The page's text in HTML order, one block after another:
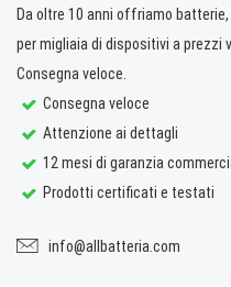
Da oltre 10 anni offriamo
per migliaia di dispositivi a prezzi
Consegna veloce.
Consegna veloce
Attenzione ai dettagli
12 mesi di garanzia
Prodotti certificati e testati
info@allbatteria.com